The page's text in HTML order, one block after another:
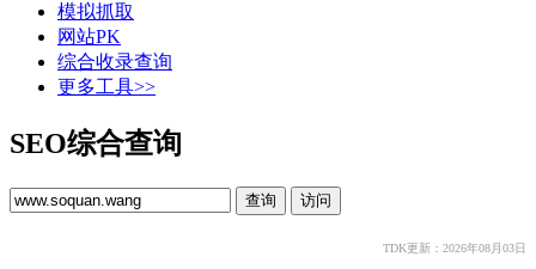
模拟抓取
网站PK
综合收录查询
更多工具>>
SEO综合查询
TDK更新：2026年08月03日